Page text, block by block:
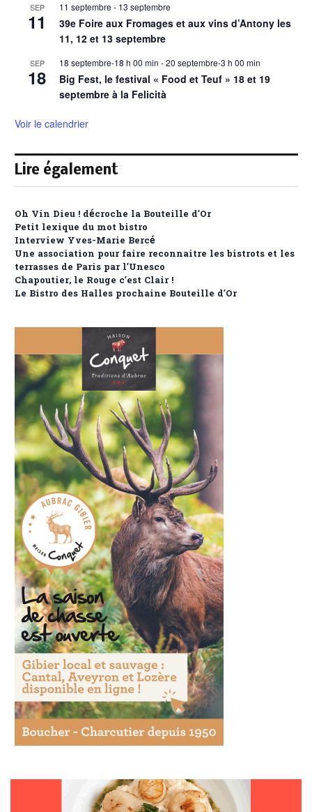
SEP
11
11 septembre - 13 septembre
39e Foire aux Fromages et aux vins d’Antony les
11, 12 et 13 septembre
SEP
18
18 septembre-18 h 00 min -20 septembre-3 h 00 min
Big Fest, le festival « Food et Teuf » 18 et 19
septembre à la Felicità
Voir le calendrier
Lire également
Oh Vin Dieu ! décroche la Bouteille d’Or
Petit lexique du mot bistro
Interview Yves-Marie Bercé
Une association pour faire reconnaitre les bistrots et les
terrasses de Paris par l’Unesco
Chapoutier, le Rouge c’est Clair !
Le Bistro des Halles prochaine Bouteille d’Or